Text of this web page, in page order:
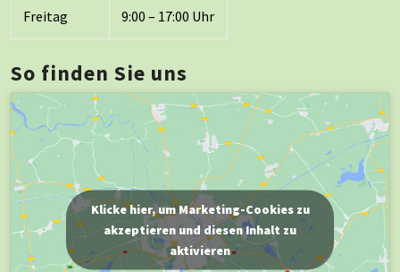
Freitag 9:00 – 17:00 Uhr
So finden Sie uns
Klicke hier, um Marketing-Cookies zu
akzeptieren und diesen Inhalt zu
aktivieren